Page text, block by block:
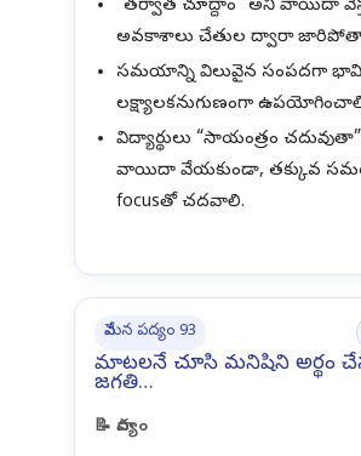
“తర్వాత చూద్దాం” అని వాయిదా
అవకాశాలు చేతుల ద్వారా
సమయాన్ని విలువైన సంపదగా
లక్ష్యాలకనుగుణంగా
విద్యార్థులు “సాయంత్రం
వాయిదా వేయకుండా, తక్కువ
focusతో చదవాలి.
వేమన పద్యం 93
మాటలనే చూసి మనిషిని అర్థం
జగతి…
📝 పాద్యం